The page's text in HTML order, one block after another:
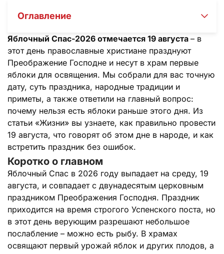
Оглавление
Яблочный Спас-2026 отмечается 19 августа – в
этот день православные христиане празднуют
Преображение Господне и несут в храм первые
яблоки для освящения. Мы собрали для вас точную
дату, суть праздника, народные традиции и
приметы, а также ответили на главный вопрос:
почему нельзя есть яблоки раньше этого дня. Из
статьи «Жизни» вы узнаете, как правильно провести
19 августа, что говорят об этом дне в народе, и как
встретить праздник без ошибок.
Коротко о главном
Яблочный Спас в 2026 году выпадает на среду, 19
августа, и совпадает с двунадесятым церковным
праздником Преображения Господня. Праздник
приходится на время строгого Успенского поста, но
в этот день верующим разрешают небольшое
послабление – можно есть рыбу. В храмах
освящают первый урожай яблок и других плодов, а